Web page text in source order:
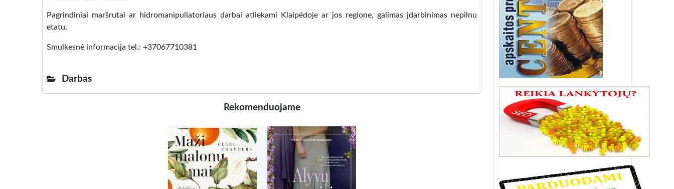
Pagrindiniai maršrutai ar hidromanipuliatoriaus darbai atliekami Klaipėdoje ar jos regione, galimas įdarbinimas nepilnu
etatu.
Smulkesnė informacija tel.: +37067710381
Darbas
Rekomenduojame